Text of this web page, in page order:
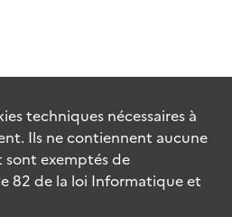
techniques nécessaires à
Ils ne contiennent aucune
sont exemptés de
82 de la loi Informatique et